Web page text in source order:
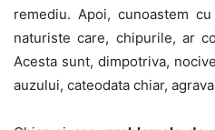
remediu. Apoi, cunoastem
naturiste care, chipurile, ar
Acesta sunt, dimpotriva,
auzului, cateodata chiar,